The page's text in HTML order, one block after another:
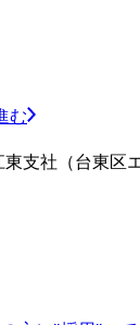
む
支社（台東区